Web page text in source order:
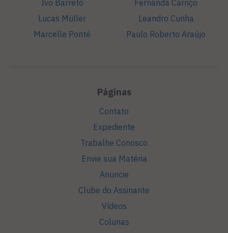
Ivo Barreto
Lucas Müller
Marcelle Ponté
Fernanda Carriço
Leandro Cunha
Paulo Roberto Araújo
Páginas
Contato
Expediente
Trabalhe Conosco
Envie sua Matéria
Anuncie
Clube do Assinante
Vídeos
Colunas